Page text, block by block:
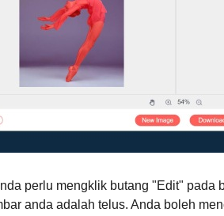
perlu mengklik butang "Edit" pada
anda adalah telus. Anda boleh